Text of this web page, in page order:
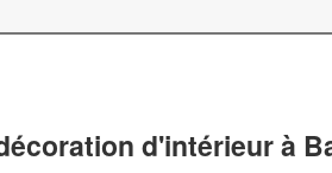
d'intérieur à